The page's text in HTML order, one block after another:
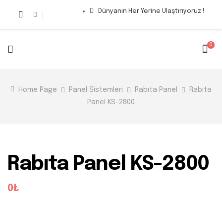
Dünyanın Her Yerine Ulaştırıyoruz !
0
Home Page Panel Sistemleri Rabıta Panel
Rabıta
Panel KS-2800
Rabıta Panel KS-2800
0₺